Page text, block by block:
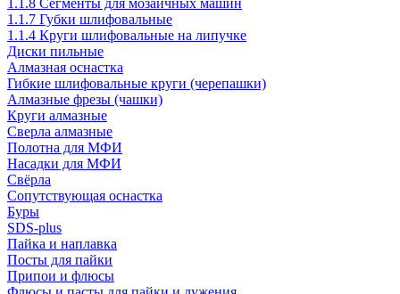
1.1.8 Сегменты для мозаичных машин
1.1.7 Губки шлифовальные
1.1.4 Круги шлифовальные на липучке
Диски пильные
Алмазная оснастка
Гибкие шлифовальные круги (черепашки)
Алмазные фрезы (чашки)
Круги алмазные
Сверла алмазные
Полотна для МФИ
Насадки для МФИ
Свёрла
Сопутствующая оснастка
Буры
SDS-plus
Пайка и наплавка
Посты для пайки
Припои и флюсы